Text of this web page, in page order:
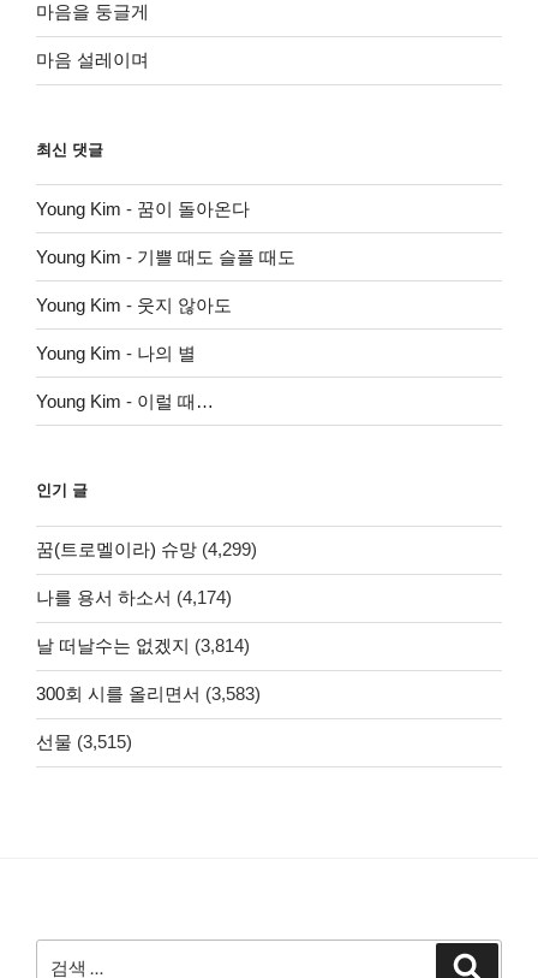
마음을 둥글게
마음 설레이며
최신 댓글
Young Kim - 꿈이 돌아온다
Young Kim - 기쁠 때도 슬플 때도
Young Kim - 웃지 않아도
Young Kim - 나의 별
Young Kim - 이럴 때…
인기 글
꿈(트로멜이라) 슈망 (4,299)
나를 용서 하소서 (4,174)
날 떠날수는 없겠지 (3,814)
300회 시를 올리면서 (3,583)
선물 (3,515)